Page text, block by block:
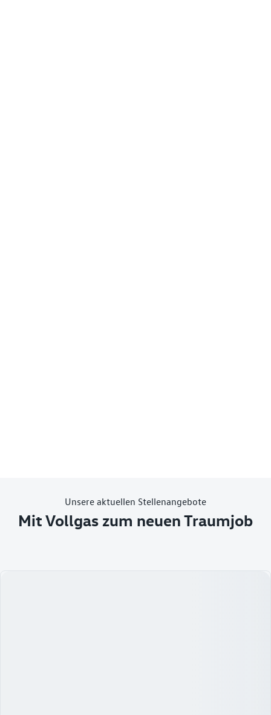
Unsere aktuellen Stellenangebote
Mit Vollgas zum neuen Traumjob